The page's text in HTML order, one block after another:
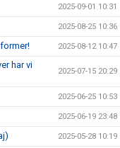
2025-09-01 10:31
2025-08-25 10:36
2025-08-12 10:47
har vi
2025-07-15 20:29
2025-06-25 10:53
2025-06-19 23:48
2025-05-28 10:19